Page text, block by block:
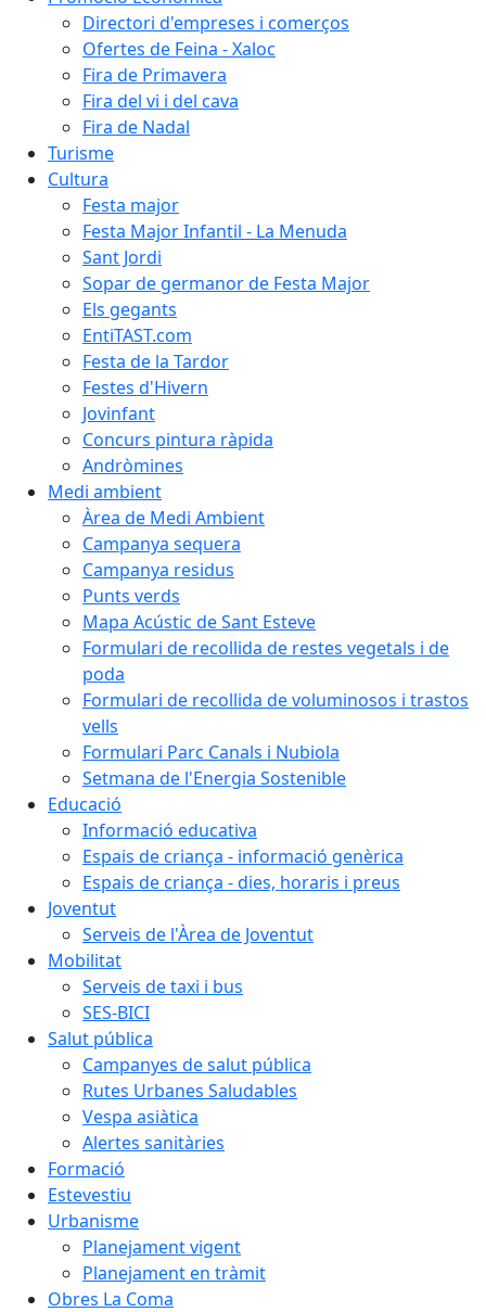
Directori d'empreses i comerços
Ofertes de Feina - Xaloc
Fira de Primavera
Fira del vi i del cava
Fira de Nadal
Turisme
Cultura
Festa major
Festa Major Infantil - La Menuda
Sant Jordi
Sopar de germanor de Festa Major
Els gegants
EntiTAST.com
Festa de la Tardor
Festes d'Hivern
Jovinfant
Concurs pintura ràpida
Andròmines
Medi ambient
Àrea de Medi Ambient
Campanya sequera
Campanya residus
Punts verds
Mapa Acústic de Sant Esteve
Formulari de recollida de restes vegetals i de
poda
Formulari de recollida de voluminosos i trastos
vells
Formulari Parc Canals i Nubiola
Setmana de l'Energia Sostenible
Educació
Informació educativa
Espais de criança - informació genèrica
Espais de criança - dies, horaris i preus
Joventut
Serveis de l'Àrea de Joventut
Mobilitat
Serveis de taxi i bus
SES-BICI
Salut pública
Campanyes de salut pública
Rutes Urbanes Saludables
Vespa asiàtica
Alertes sanitàries
Formació
Estevestiu
Urbanisme
Planejament vigent
Planejament en tràmit
Obres La Coma